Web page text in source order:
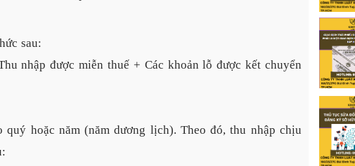
sau:
nhập được miễn thuế + Các khoản lỗ được kết chuyển
hoặc năm (năm dương lịch). Theo đó, thu nhập chịu